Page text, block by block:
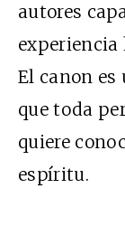
autores
experiencia
El canon
que toda
quiere
espíritu.